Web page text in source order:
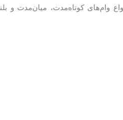
وام‌های کوتاه‌مدت، میان‌مدت و